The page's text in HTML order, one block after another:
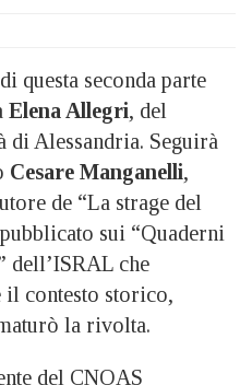
questa seconda parte
Elena Allegri, del
di Alessandria. Seguirà
Cesare Manganelli,
de “La strage del
sui “Quaderni
dell’ISRAL che
contesto storico,
la rivolta.
del CNOAS